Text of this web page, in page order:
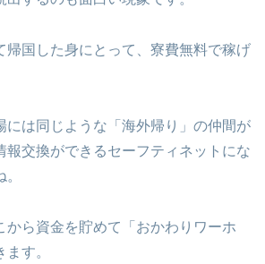
帰国した身にとって、寮費無料で稼げ
には同じような「海外帰り」の仲間が
報交換ができるセーフティネットにな
から資金を貯めて「おかわりワーホ
す。